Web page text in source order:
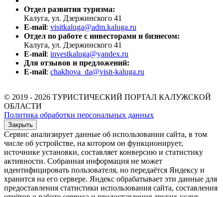
Отдел развития туризма:
Калуга, ул. Дзержинского 41
E-mail: visitkaluga@adm.kaluga.ru
Отдел по работе с инвесторами и бизнесом:
Калуга, ул. Дзержинского 41
E-mail: investkaluga@yandex.ru
Для отзывов и предложений:
E-mail: chakhova_da@visit-kaluga.ru
© 2019 - 2026 ТУРИСТИЧЕСКИЙ ПОРТАЛ КАЛУЖСКОЙ
ОБЛАСТИ
Политика обработки персональных данных
Закрыть
Сервис анализирует данные об использовании сайта, в том
числе об устройстве, на котором он функционирует,
источнике установки, составляет конверсию и статистику
активности. Собранная информация не может
идентифицировать пользователя, но передаётся Яндексу и
хранится на его сервере. Яндекс обрабатывает эти данные для
предоставления статистики использования сайта, составления